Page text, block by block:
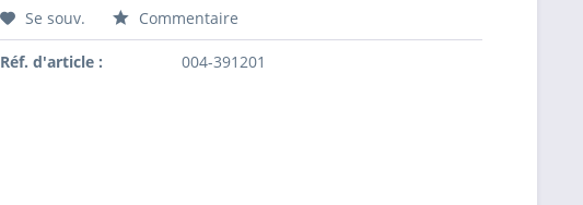
Se souv. Commentaire
Réf. d'article : 004-391201